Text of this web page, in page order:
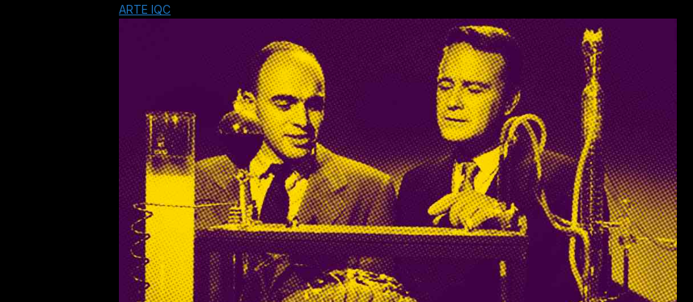
ARTE IQC